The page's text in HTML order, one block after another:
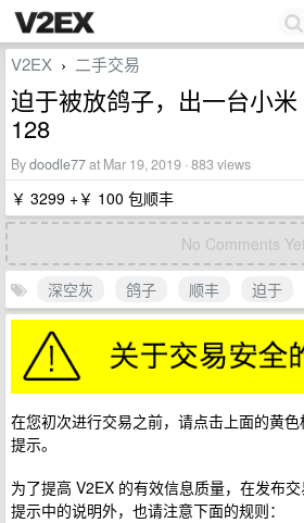
V2EX › 二手交易
迫于被放鸽子，出一台小
128
Bydoodle77at Mar 19, 2019 · 883 views
￥ 3299 +￥ 100 包顺丰
No Comments Yet
深空灰 鸽子 顺丰 迫于
在您初次进行交易之前，请点击上面的黄
提示。
为了提高 V2EX 的有效信息质量，在发布
提示中的说明外，也请注意下面的规则：